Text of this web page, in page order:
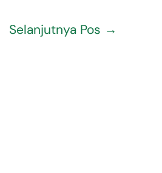
Selanjutnya Pos →